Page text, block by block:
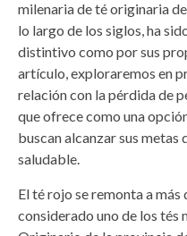
milenaria de té originaria
lo largo de los siglos, ha
distintivo como por sus
artículo, exploraremos en
relación con la pérdida de
que ofrece como una
buscan alcanzar sus metas
saludable.
El té rojo se remonta a
considerado uno de los tés